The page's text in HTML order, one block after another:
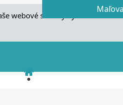
webové stránky využívame
Dnes
Dnes